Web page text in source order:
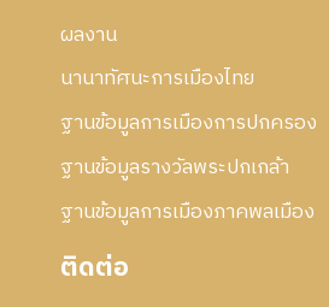
ผลงาน
นานาทัศนะการเมืองไทย
ฐานข้อมูลการเมืองการปกครอง
ฐานข้อมูลรางวัลพระปกเกล้า
ฐานข้อมูลการเมืองภาคพลเมือง
ติดต่อ